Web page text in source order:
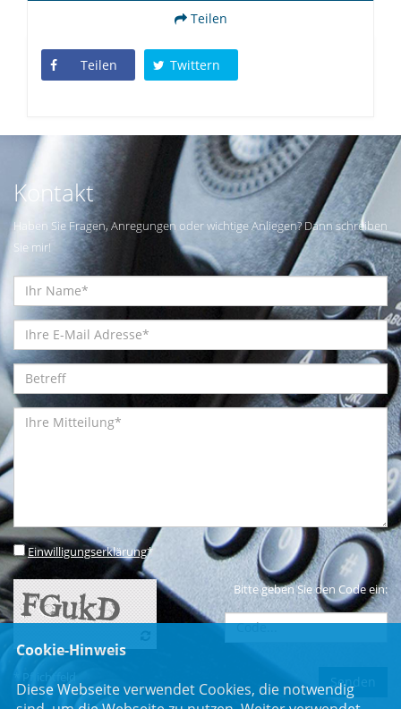
Teilen
Teilen Twittern
Kontakt
Haben Sie Fragen, Anregungen oder wichtige Anliegen? Dann schreiben
Sie mir!
Einwilligungserklärung*
Bitte geben Sie den Code ein:
* Pflichtfeld
Cookie-Hinweis
Diese Webseite verwendet Cookies, die notwendig